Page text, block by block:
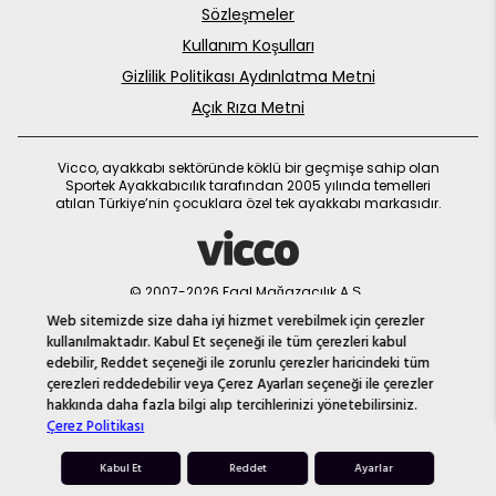
Web sitemizde size daha iyi hizmet verebilmek için çerezler
kullanılmaktadır. Kabul Et seçeneği ile tüm çerezleri kabul
edebilir, Reddet seçeneği ile zorunlu çerezler haricindeki tüm
çerezleri reddedebilir veya Çerez Ayarları seçeneği ile çerezler
hakkında daha fazla bilgi alıp tercihlerinizi yönetebilirsiniz.
Çerez Politikası
Kabul Et Reddet Ayarlar
Yeni ürünler
yükleniyor...
Fermuarlar, ayakkabının yan tarafında veya arka kısmında
bulunabilir. Ayakkabının açılması ve kapanması oldukça hızlıdır.
Ancak bazı bebekler fermuarlı ayakkabıları kendileri çıkarmaya
çalışabilirler, bu nedenle bu tip ayakkabıların bebeğinizin yaşına
ve yeteneklerine uygun olduğundan emin olmalısınız.
Bazı ayakkabılar, tokalarla kapatılır. Bu tokalar, ayakkabının üst
kısmını sıkıca tutar. Ayakkabıları giymek ve çıkarmak biraz daha
fazla zaman alabilir, ancak ayakkabıların sabit bir şekilde
kalmasını sağlar.
Ayarlanabilir kapanışlar, bebeğinizin ayakkabılarını hızlı bir şekilde
giymenize ve çıkartmanıza yardımcı olurken aynı zamanda
ayakkabının sıkıca oturmasını sağlar. Ayakkabıları satın alırken,
ayaklarının şekline uygun olduğundan emin olun. Bu, bebeğinizin
rahat ve sağlıklı bir şekilde yürümesine yardımcı olacaktır.
Moda ve Fonksiyonun Buluştuğu Erkek Bebek Ayakkabı
Modelleri
Günümüzde, bebek ayakkabıları sadece işlevsel değil aynı
adım günlük ayakkabı modelleri
arasında birçok seçenek
bulunur. Bebeğinizin tarzına uygun ayakkabıları seçerken, aynı
Sözleşmeler
Kullanım Koşulları
Gizlilik Politikası Aydınlatma Metni
Açık Rıza Metni
Vicco, ayakkabı sektöründe köklü bir geçmişe sahip olan
Sportek Ayakkabıcılık tarafından 2005 yılında temelleri
atılan Türkiye’nin çocuklara özel tek ayakkabı markasıdır.
© 2007-2026 Faal Mağazacılık A.Ş.
MNM